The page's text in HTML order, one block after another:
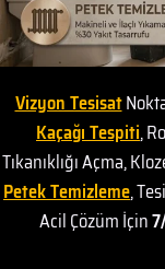
Vizyon Tesisat
Kaçağı Tespiti,
Tıkanıklığı Açma,
Petek Temizleme,
Acil Çözüm İçin